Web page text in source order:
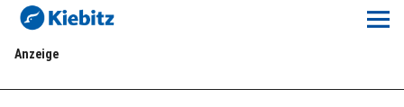
Kiebitz-Online
Anzeige